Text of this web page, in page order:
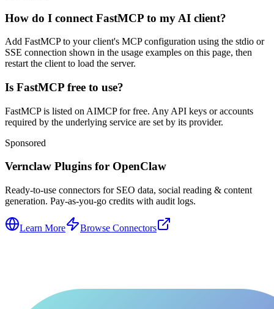
How do I connect FastMCP to my AI client?
Add FastMCP to your client's MCP configuration using the stdio or
SSE connection shown in the usage examples on this page, then
restart the client to load the server.
Is FastMCP free to use?
FastMCP is listed on AIMCP for free. Any API keys or accounts
required by the underlying service are set by its provider.
Sponsored
Vernclaw Plugins for OpenClaw
Ready-to-use connectors for SEO data, social reading & content
generation. Pay-as-you-go credits with audit logs.
Learn More Browse Connectors